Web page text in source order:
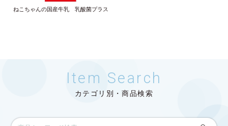
ねこちゃんの国産牛乳 乳酸菌プラス
Item Search
カテゴリ別・商品検索